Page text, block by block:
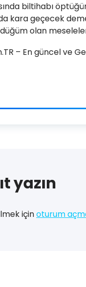
biltihabı
kara geçecek
olan
– En güncel ve
yazın
içinoturum